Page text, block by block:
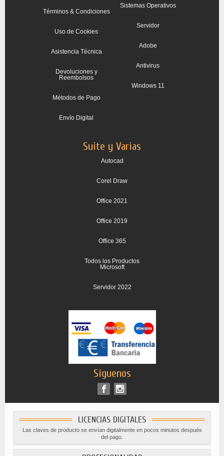
Términos & Condiciones
Uso de Cookies
Asistencia Técnica
Devoluciones y
Reembolsos
Métodos de Pago
Envío Digital
Sistemas Operativos
Servidor
Adobe
Antivirus
Windows 11
Suite y Varias
Autocad
Corel Draw
Office 2021
Office 2019
Office 365
Todos los Productos
Microsoft
Servidor 2022
Síguenos
LICENCIAS DIGITALES
Las claves de producto se envían digitalmente en pocos minutos después
del pago.